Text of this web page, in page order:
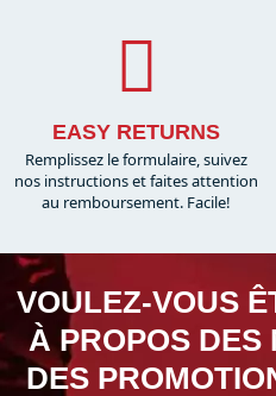
EASY RETURNS
Remplissez le formulaire, suivez
nos instructions et faites attention
au remboursement. Facile!
VOULEZ-VOUS
À PROPOS DES
DES